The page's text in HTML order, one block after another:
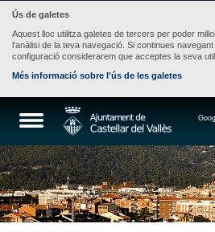
Ús de galetes
Aquest lloc utilitza galetes de tercers per poder
l'anàlisi de la teva navegació. Si continues
configuració considerarem que acceptes la seva
Més informació sobre l'ús de les galetes